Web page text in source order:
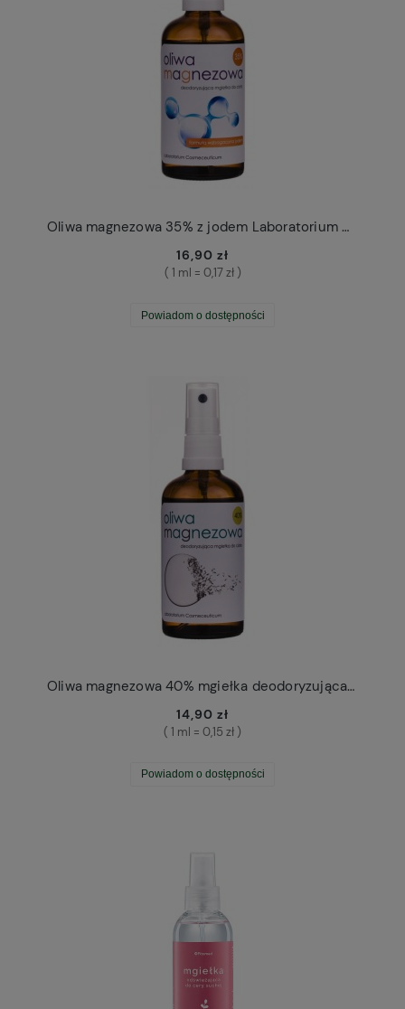
Oliwa magnezowa 35% z jodem Laboratorium Cosmeceuticum
16,90 zł
( 1 ml = 0,17 zł )
Powiadom o dostępności
Oliwa magnezowa 40% mgiełka deodoryzująca Laboratorium Cosmeceuticum
14,90 zł
( 1 ml = 0,15 zł )
Powiadom o dostępności